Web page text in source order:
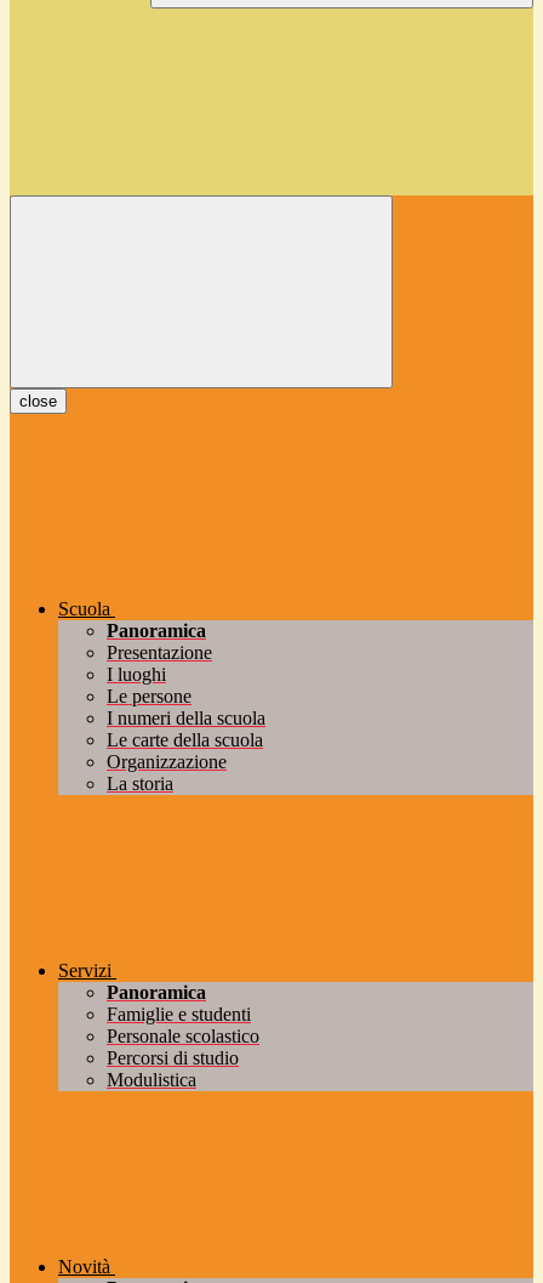
close
Scuola
Panoramica
Presentazione
I luoghi
Le persone
I numeri della scuola
Le carte della scuola
Organizzazione
La storia
Servizi
Panoramica
Famiglie e studenti
Personale scolastico
Percorsi di studio
Modulistica
Novità